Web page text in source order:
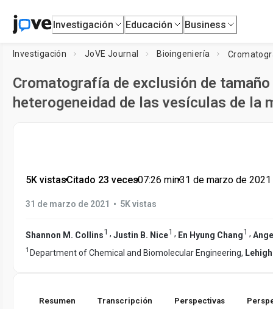
Investigación Educación Business
Investigación JoVE Journal Bioingeniería
Cromatografía de exclusión de
heterogeneidad de las vesículas de la
5K vistas•Citado 23 veces•07:26 min•31 de marzo de 2021
31 de marzo de 2021 • 5K vistas
Shannon M. Collins1 , Justin B. Nice1 , En Hyung Chang1 ,
1 Department of Chemical and Biomolecular Engineering,
Resumen Transcripción Perspectivas